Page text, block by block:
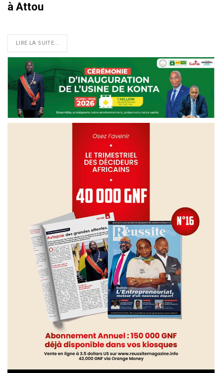
à Attou
LIRE LA SUITE...